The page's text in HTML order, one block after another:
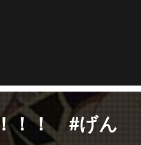
！！ #げん